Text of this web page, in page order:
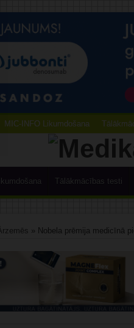
MIC-INFO Likumdošana
Tālākmācības testi
» Nobela prēmija medicīnā